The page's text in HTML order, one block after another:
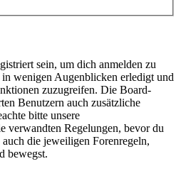
sein, um dich anmelden zu
wenigen Augenblicken erledigt und
zuzugreifen. Die Board-
Benutzern auch zusätzliche
bitte unsere
verwandten Regelungen, bevor du
die jeweiligen Forenregeln,
bewegst.